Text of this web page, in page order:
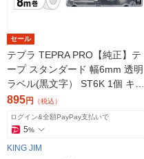
セール
テプラ TEPRA PRO【純正】テ
ープ スタンダード 幅6mm 透明
ラベル(黒文字） ST6K 1個 キン
グジム
895円 （税込）
ログイン&全額PayPay支払いで
5%
KING JIM